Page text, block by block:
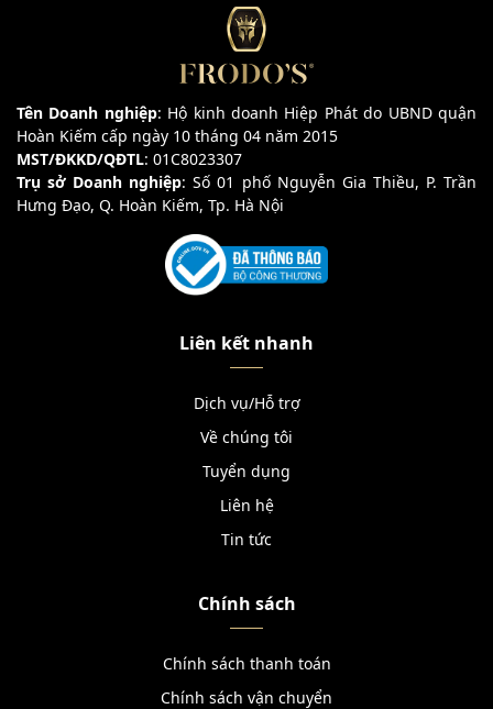
Tên Doanh nghiệp: Hộ kinh doanh Hiệp Phát do UBND quận
Hoàn Kiếm cấp ngày 10 tháng 04 năm 2015
MST/ĐKKD/QĐTL: 01C8023307
Trụ sở Doanh nghiệp: Số 01 phố Nguyễn Gia Thiều, P. Trần
Hưng Đạo, Q. Hoàn Kiếm, Tp. Hà Nội
Liên kết nhanh
Dịch vụ/Hỗ trợ
Về chúng tôi
Tuyển dụng
Liên hệ
Tin tức
Chính sách
Chính sách thanh toán
Chính sách vận chuyển